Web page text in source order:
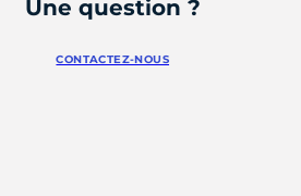
Une question ?
CONTACTEZ-NOUS